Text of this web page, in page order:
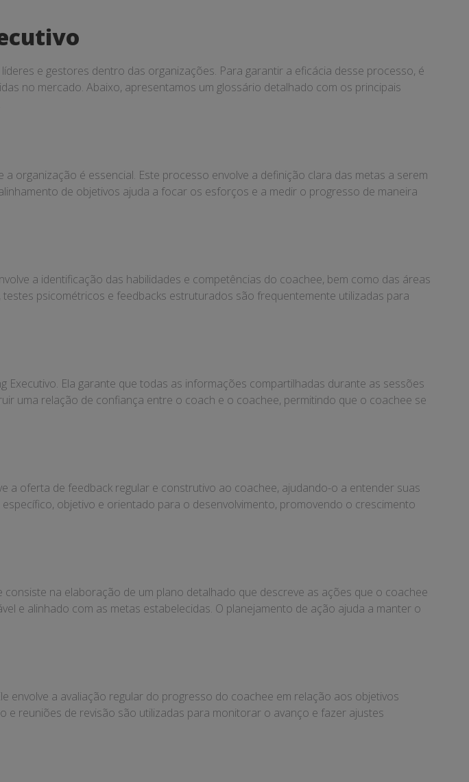
e gestores dentro das organizações. Para garantir a eficácia desse processo, é
no mercado. Abaixo, apresentamos um glossário detalhado com os principais
organização é essencial. Este processo envolve a definição clara das metas a serem
de objetivos ajuda a focar os esforços e a medir o progresso de maneira
a identificação das habilidades e competências do coachee, bem como das áreas
psicométricos e feedbacks estruturados são frequentemente utilizadas para
Ela garante que todas as informações compartilhadas durante as sessões
uma relação de confiança entre o coach e o coachee, permitindo que o coachee se
a oferta de feedback regular e construtivo ao coachee, ajudando-o a entender suas
objetivo e orientado para o desenvolvimento, promovendo o crescimento
na elaboração de um plano detalhado que descreve as ações que o coachee
e alinhado com as metas estabelecidas. O planejamento de ação ajuda a manter o
envolve a avaliação regular do progresso do coachee em relação aos objetivos
reuniões de revisão são utilizadas para monitorar o avanço e fazer ajustes